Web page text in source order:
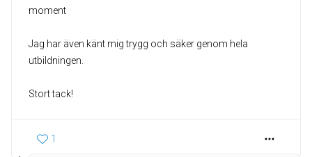
moment
Jag har även känt mig trygg och säker genom hela
utbildningen.
Stort tack!
1